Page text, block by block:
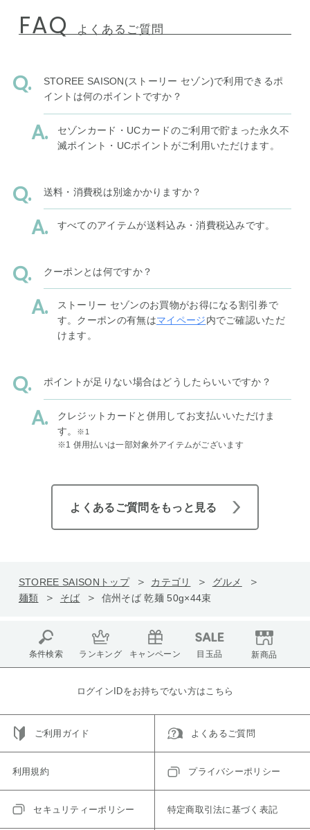
FAQ よくあるご質問
STOREE SAISON(ストーリー セゾン)で利用できるポ
イントは何のポイントですか？
セゾンカード・UCカードのご利用で貯まった永久不
滅ポイント・UCポイントがご利用いただけます。
送料・消費税は別途かかりますか？
すべてのアイテムが送料込み・消費税込みです。
クーポンとは何ですか？
ストーリー セゾンのお買物がお得になる割引券で
す。クーポンの有無はマイページ内でご確認いただ
けます。
ポイントが足りない場合はどうしたらいいですか？
クレジットカードと併用してお支払いいただけま
す。
※1
※1 併用払いは一部対象外アイテムがございます
よくあるご質問をもっと見る
STOREE SAISONトップ カテゴリ
グルメ
麺類
そば 信州そば 乾麺 50g×44束
条件検索 ランキング キャンペーン 目玉品 新商品
ログインIDをお持ちでない方はこちら
ご利用ガイド よくあるご質問
利用規約 プライバシーポリシー
セキュリティーポリシー 特定商取引法に基づく表記